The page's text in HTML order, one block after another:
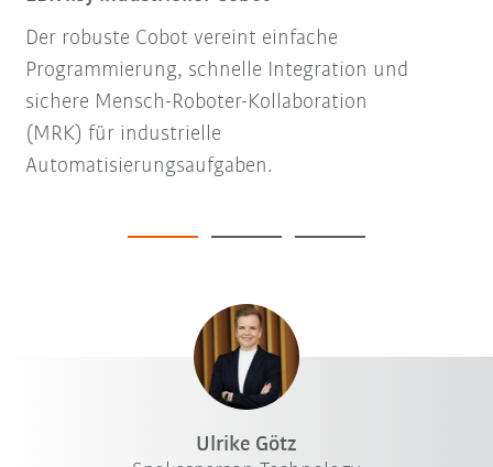
Der robuste Cobot vereint einfache
Programmierung, schnelle Integration und
sichere Mensch-Roboter-Kollaboration
(MRK) für industrielle
Automatisierungsaufgaben.
Ulrike Götz